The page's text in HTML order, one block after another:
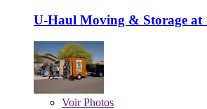
U-Haul Moving & Storage at
VoirPhotos